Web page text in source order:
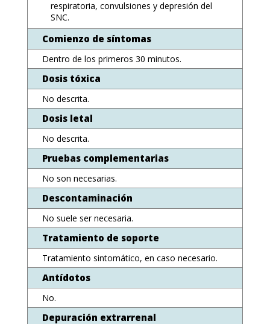
respiratoria, convulsiones y depresión del
SNC.
Comienzo de síntomas
Dentro de los primeros 30 minutos.
Dosis tóxica
No descrita.
Dosis letal
No descrita.
Pruebas complementarias
No son necesarias.
Descontaminación
No suele ser necesaria.
Tratamiento de soporte
Tratamiento sintomático, en caso necesario.
Antídotos
No.
Depuración extrarrenal